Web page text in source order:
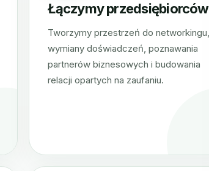
Łączymy przedsiębiorców
Tworzymy przestrzeń do networkingu,
wymiany doświadczeń, poznawania
partnerów biznesowych i budowania
relacji opartych na zaufaniu.